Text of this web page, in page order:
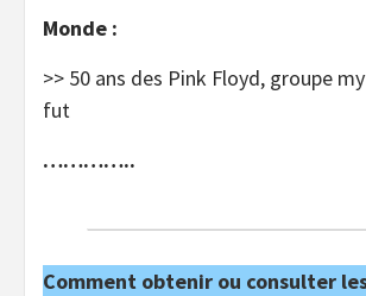
Monde :
>> 50 ans des Pink Floyd, groupe
fut
…………..
Comment obtenir ou consulter